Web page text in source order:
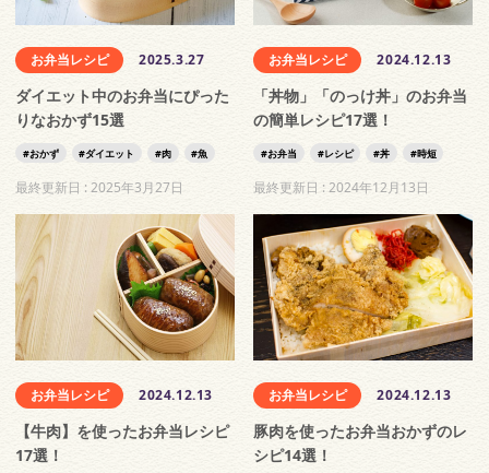
お弁当レシピ 2025.3.27
ダイエット中のお弁当にぴった
りなおかず15選
おかず ダイエット 肉 魚
最終更新日 : 2025年3月27日
お弁当レシピ 2024.12.13
「丼物」「のっけ丼」のお弁当
の簡単レシピ17選！
お弁当 レシピ 丼 時短
最終更新日 :2024年12月13日
お弁当レシピ 2024.12.13
【牛肉】を使ったお弁当レシピ
17選！
お弁当レシピ 2024.12.13
豚肉を使ったお弁当おかずのレ
シピ14選！